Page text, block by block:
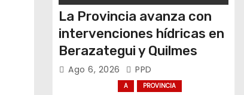
La Provincia avanza con
intervenciones hídricas en
Berazategui y Quilmes
Ago 6, 2026 PPD
A PROVINCIA